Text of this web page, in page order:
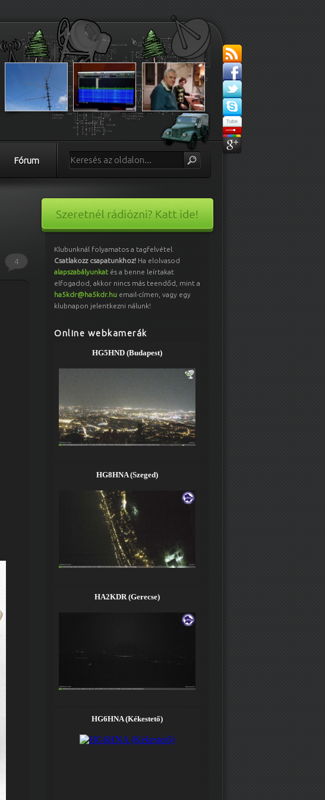
Fórum
4
Klubunknál folyamatos a tagfelvétel.
Csatlakozz csapatunkhoz! Ha elolvasod
alapszabályunkat és a benne leírtakat
elfogadod, akkor nincs más teendőd, mint a
ha5kdr@ha5kdr.hu email-címen, vagy egy
klubnapon jelentkezni nálunk!
Online webkamerák